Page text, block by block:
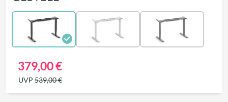
379,00 €
UVP539,00 €